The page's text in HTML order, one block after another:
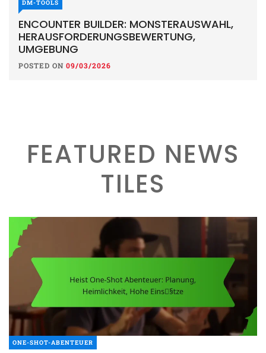
DM-TOOLS
ENCOUNTER BUILDER: MONSTERAUSWAHL,
HERAUSFORDERUNGSBEWERTUNG,
UMGEBUNG
POSTED ON 09/03/2026
FEATURED NEWS
TILES
ONE-SHOT-ABENTEUER